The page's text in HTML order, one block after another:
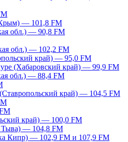
— 101,8 FM
обл.) — 90,8 FM
обл.) — 102,2 FM
край) — 95,0 FM
(Хабаровский край) — 99,9 FM
обл.) — 88,4 FM
край) — 104,5 FM
край) — 100,0 FM
Тыва) — 104,8 FM
Кипр) — 102,9 FM и 107,9 FM